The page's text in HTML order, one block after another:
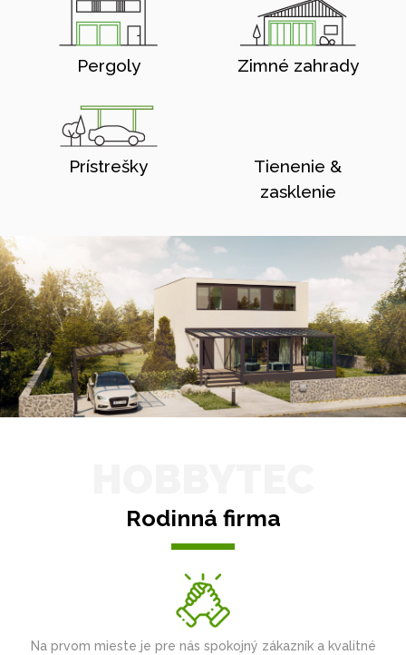
Pergoly Zimné zahrady
Prístrešky
Tienenie &
zasklenie
Rodinná firma
Na prvom mieste je pre nás spokojný zákazník a kvalitné